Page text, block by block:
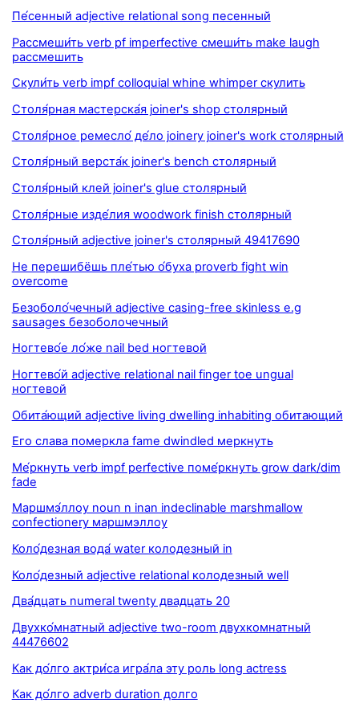
Пе́сенный adjective relational song песенный
Рассмеши́ть verb pf imperfective смеши́ть make laugh
рассмешить
Скули́ть verb impf colloquial whine whimper скулить
Столя́рная мастерска́я joiner's shop столярный
Столя́рное ремесло́ де́ло joinery joiner's work столярный
Столя́рный верста́к joiner's bench столярный
Столя́рный клей joiner's glue столярный
Столя́рные изде́лия woodwork finish столярный
Столя́рный adjective joiner's столярный 49417690
Не перешибёшь пле́тью о́буха proverb fight win
overcome
Безоболо́чечный adjective casing-free skinless e.g
sausages безоболочечный
Ногтево́е ло́же nail bed ногтевой
Ногтево́й adjective relational nail finger toe ungual
ногтевой
Обита́ющий adjective living dwelling inhabiting обитающий
Его слава померкла fame dwindled меркнуть
Ме́ркнуть verb impf perfective поме́ркнуть grow dark/dim
fade
Маршмэ́ллоу noun n inan indeclinable marshmallow
confectionery маршмэллоу
Коло́дезная вода́ water колодезный in
Коло́дезный adjective relational колодезный well
Два́дцать numeral twenty двадцать 20
Двухко́мнатный adjective two-room двухкомнатный
44476602
Как до́лго актри́са игра́ла эту роль long actress
Как до́лго adverb duration долго